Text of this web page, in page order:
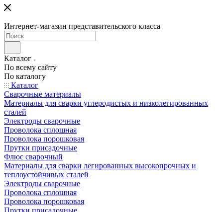
Интернет-магазин представительского класса
Каталог
По всему сайту
По каталогу
Каталог
Сварочные материалы
Материалы для сварки углеродистых и низколегированных
сталей
Электроды сварочные
Проволока сплошная
Проволока порошковая
Прутки присадочные
Флюс сварочный
Материалы для сварки легированных высокопрочных и
теплоустойчивых сталей
Электроды сварочные
Проволока сплошная
Проволока порошковая
Прутки присадочные